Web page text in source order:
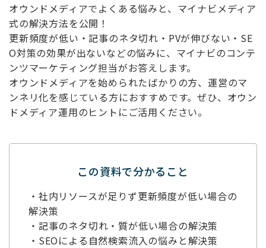
オウンドメディアでよくある悩みと、マイナビメディア
式の解決方法を公開！
更新頻度が低い・記事のネタ切れ・PVが伸びない・SE
O対策の効果が出ないなどの悩みに、マイナビのコンテ
ンツマーケティング担当がお答えします。
オウンドメディアを始められたばかりの方、運営のマ
ンネリ化を感じている方におすすめです。ぜひ、オウン
ドメディア運用のヒントにご活用ください。
この資料で分かること
・社内リソースが足りず更新頻度が低い場合の
解決策
・記事のネタ切れ・質が低い場合の解決策
・SEOによる自然検索流入の悩みと解決策